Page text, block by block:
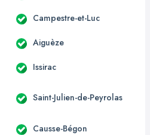
Campestre-et-Luc
Aiguèze
Issirac
Saint-Julien-de-Peyrolas
Causse-Bégon